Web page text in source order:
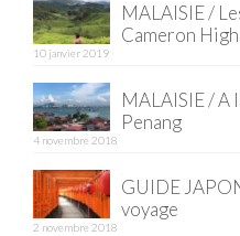
Poitou
Savoie
Allemagne
MALAISIE /
Cameron
10 janvier 2019
MALAISIE / A
Penang
4 novembre 2018
GUIDE
voyage
2 novembre 2018